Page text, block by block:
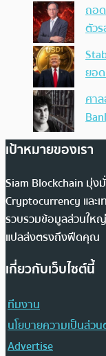
ถอ
ตัว
ยอ
ศา
เป้าหมายของเรา
Siam Blockchain มุ่ง
Cryptocurrency และ
รวบรวมข้อมูลส่วนใหญ่
แปลส่งตรงถึงฟีดคุณ
เกี่ยวกับเว็บไซต์นี้
ทีมงาน
นโยบายความเป็นส่ว
Advertise